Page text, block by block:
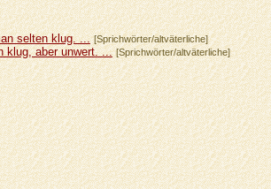
selten klug. ... [Sprichwörter/altväterliche]
klug, aber unwert. ... [Sprichwörter/altväterliche]